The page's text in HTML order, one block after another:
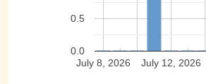
July 8, 2026 July 12, 2026
0.0
0.5